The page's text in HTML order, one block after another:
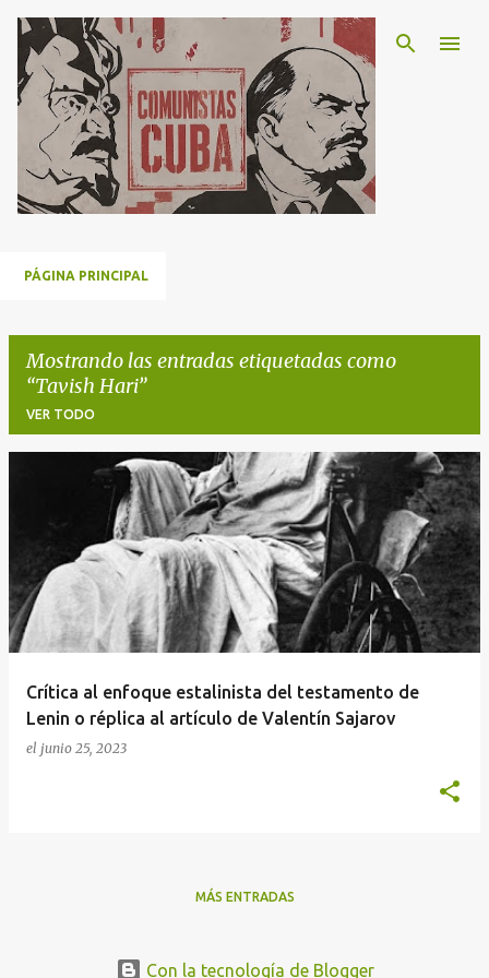
Ir al contenido principal
PÁGINA PRINCIPAL
Mostrando las entradas etiquetadas como
Tavish Hari
VER TODO
r
a
d
Crítica al enfoque estalinista del testamento de
Lenin o réplica al artículo de Valentín Sajarov
el junio 25, 2023
MÁS ENTRADAS
Con la tecnología de Blogger